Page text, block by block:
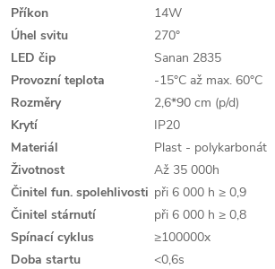
Příkon
14W
Úhel svitu
270°
LED čip
Sanan 2835
Provozní teplota
-15°C až max. 60°C
Rozměry
2,6*90 cm (p/d)
Krytí
IP20
Materiál
Plast - polykarbonát
Životnost
Až 35 000h
Činitel fun. spolehlivosti při 6 000 h ≥ 0,9
Činitel stárnutí
při 6 000 h ≥ 0,8
Spínací cyklus
≥100000x
Doba startu
<0,6s